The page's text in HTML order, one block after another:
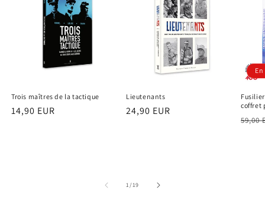
Trois maîtres de la tactique
Prix
14,90 EUR
Lieutenants
Prix
24,90 EUR
coffret
Prix
59,00
1/de
19